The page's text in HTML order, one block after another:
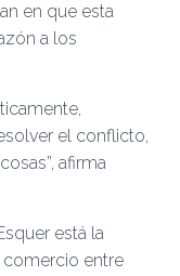
en que esta
a los
el conflicto,
afirma
está la
comercio entre